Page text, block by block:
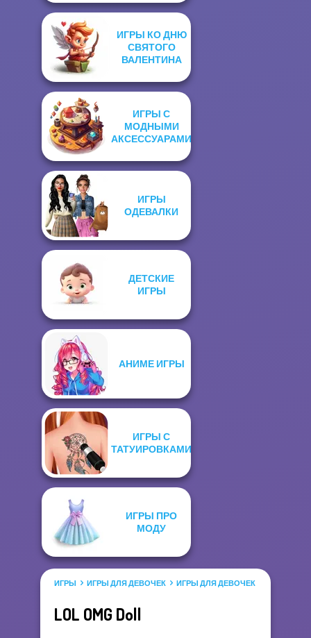
ИГРЫ КО ДНЮ
СВЯТОГО
ВАЛЕНТИНА
ИГРЫ С
МОДНЫМИ
АКСЕССУАРАМИ
ИГРЫ
ОДЕВАЛКИ
ДЕТСКИЕ
ИГРЫ
АНИМЕ ИГРЫ
ИГРЫ С
ТАТУИРОВКАМИ
ИГРЫ ПРО
МОДУ
ИГРЫ ИГРЫ ДЛЯ ДЕВОЧЕК ИГРЫ ДЛЯ ДЕВОЧЕК САЛОН
LOL OMG Doll